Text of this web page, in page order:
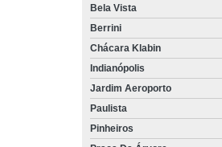
Bela Vista
Berrini
Chácara Klabin
Indianópolis
Jardim Aeroporto
Paulista
Pinheiros